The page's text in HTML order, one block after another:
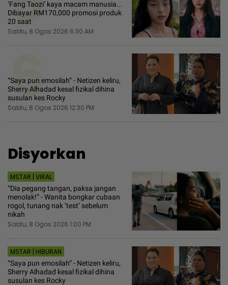
‘Fang Taozi’ kaya macam manusia...
Dibayar RM170,000 promosi produk
20 saat
Sabtu, 8 Ogos 2026 6:30 AM
6
“Saya pun emosilah“ - Netizen keliru,
Sherry Alhadad kesal fizikal dihina
susulan kes Rocky
Sabtu, 8 Ogos 2026 12:30 PM
Disyorkan
MSTAR | VIRAL
“Dia pegang tangan, paksa jangan
menolak!” - Wanita bongkar cubaan
rogol, tunang nak ’test’ sebelum
nikah
Sabtu, 8 Ogos 2026 1:00 PM
MSTAR | HIBURAN
“Saya pun emosilah“ - Netizen keliru,
Sherry Alhadad kesal fizikal dihina
susulan kes Rocky